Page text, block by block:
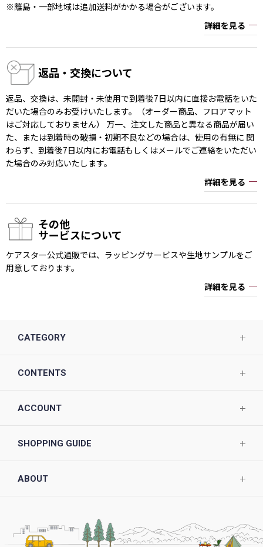
※離島・一部地域は追加送料がかかる場合がございます。
詳細を見る
返品・交換について
返品、交換は、未開封・未使用で到着後7日以内に直接お電話をいた
だいた場合のみお受けいたします。（オーダー商品、フロアマット
はご対応しておりません） 万一、注文した商品と異なる商品が届い
た、または到着時の破損・初期不良などの場合は、使用の有無に 関
わらず、到着後7日以内にお電話もしくはメールでご連絡をいただい
た場合のみ対応いたします。
詳細を見る
その他
サービスについて
ケアスター公式通販では、ラッピングサービスや生地サンプルをご
用意しております。
詳細を見る
CATEGORY
CONTENTS
ACCOUNT
SHOPPING GUIDE
ABOUT